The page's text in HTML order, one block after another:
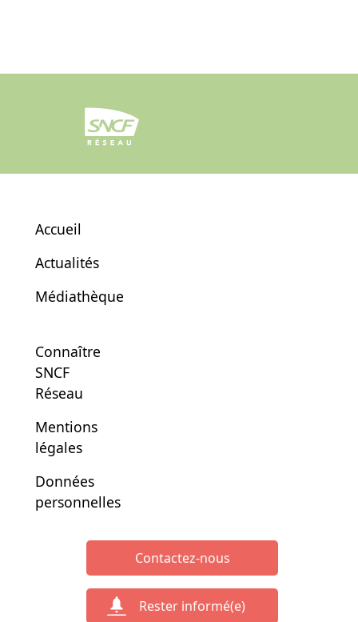
Accueil
Actualités
Médiathèque
Connaître
SNCF
Réseau
Mentions
légales
Données
personnelles
Contactez-nous
Rester informé(e)